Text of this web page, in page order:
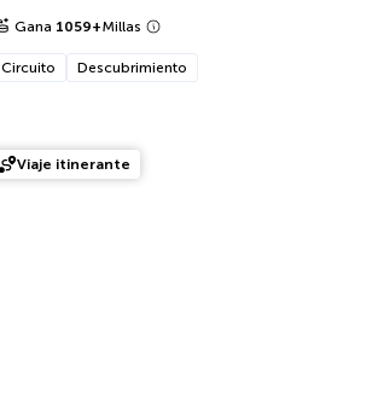
Gana 1059+Millas
Circuito Descubrimiento
Viaje itinerante